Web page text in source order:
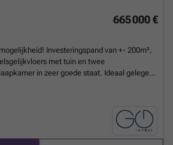
665 000 €
Investeringspand van +- 200m²,
met tuin en twee
in zeer goede staat. Ideaal gelegen
grond: commerciële ruimte van ± 48 m²
verdieping: 76 m² appartement met 1
leeg). * 2e verdieping: 76 m² appartement
verhuurd voor €915/maand).